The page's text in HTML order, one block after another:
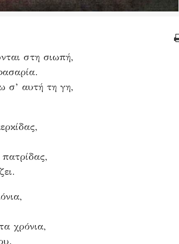
στη σιωπή,
σ’ αυτή τη γη,
χρόνια,